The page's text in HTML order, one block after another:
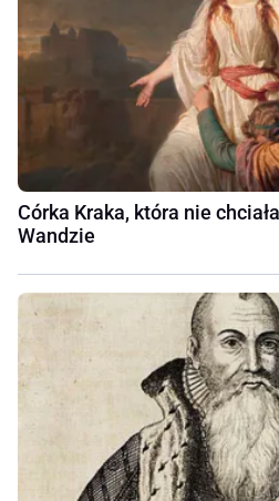
Córka Kraka, która nie
Wandzie